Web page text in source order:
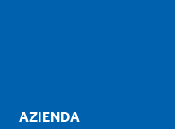
AZIENDA